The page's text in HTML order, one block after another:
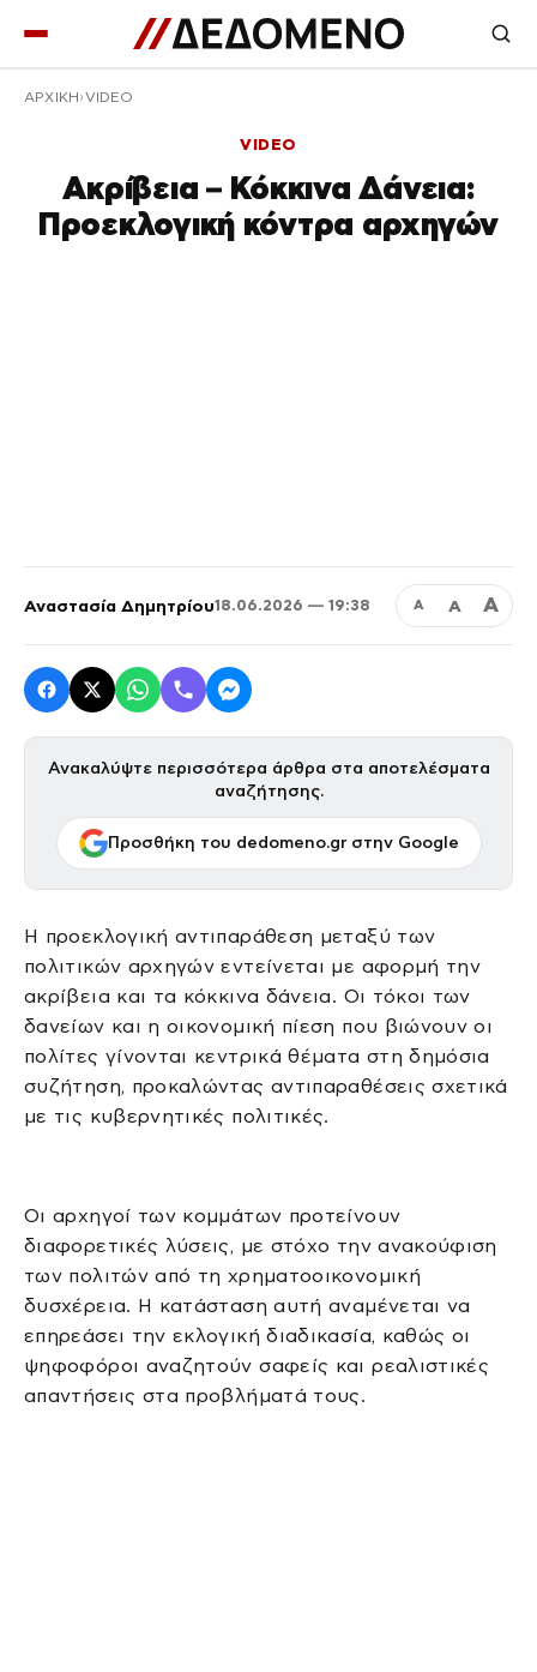
ΑΡΧΙΚΉ VIDEO
VIDEO
Ακρίβεια – Κόκκινα Δάνεια:
Προεκλογική κόντρα αρχηγών
Αναστασία Δημητρίου18.06.2026 — 19:38 Α Α Α
Ανακαλύψτε περισσότερα άρθρα στα αποτελέσματα
αναζήτησης.
Προσθήκη του dedomeno.gr στην Google
Η προεκλογική αντιπαράθεση μεταξύ των
πολιτικών αρχηγών εντείνεται με αφορμή την
ακρίβεια και τα κόκκινα δάνεια. Οι τόκοι των
δανείων και η οικονομική πίεση που βιώνουν οι
πολίτες γίνονται κεντρικά θέματα στη δημόσια
συζήτηση, προκαλώντας αντιπαραθέσεις σχετικά
με τις κυβερνητικές πολιτικές.
Οι αρχηγοί των κομμάτων προτείνουν
διαφορετικές λύσεις, με στόχο την ανακούφιση
των πολιτών από τη χρηματοοικονομική
δυσχέρεια. Η κατάσταση αυτή αναμένεται να
επηρεάσει την εκλογική διαδικασία, καθώς οι
ψηφοφόροι αναζητούν σαφείς και ρεαλιστικές
απαντήσεις στα προβλήματά τους.